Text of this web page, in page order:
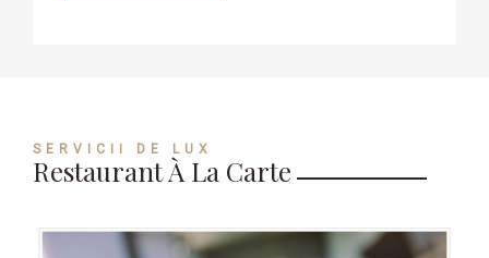
SERVICII DE LUX
Restaurant À La Carte